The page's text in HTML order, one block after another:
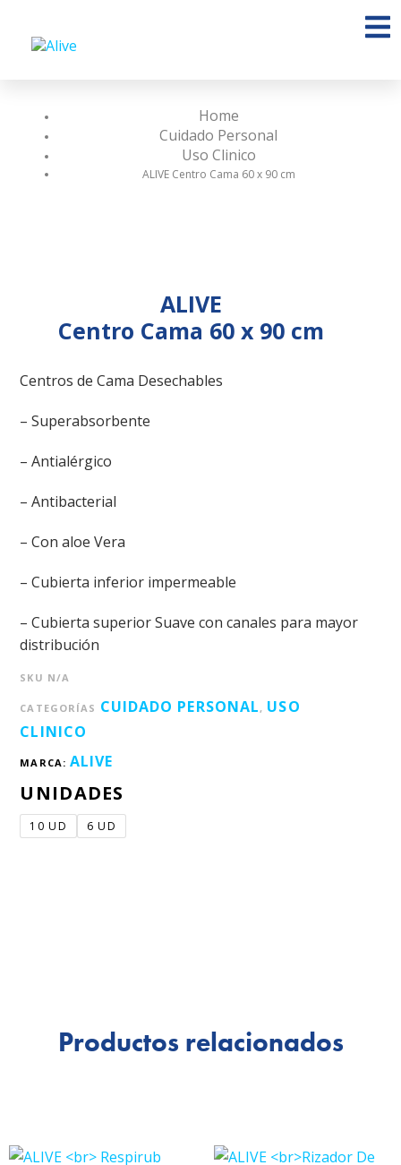
Home
Cuidado Personal
Uso Clinico
ALIVE Centro Cama 60 x 90 cm
ALIVE
Centro Cama 60 x 90 cm
Centros de Cama Desechables
– Superabsorbente
– Antialérgico
– Antibacterial
– Con aloe Vera
– Cubierta inferior impermeable
– Cubierta superior Suave con canales para mayor
distribución
SKU N/A
CATEGORÍAS CUIDADO PERSONAL, USO
CLINICO
MARCA:ALIVE
UNIDADES
10 UD 6 UD
Productos relacionados